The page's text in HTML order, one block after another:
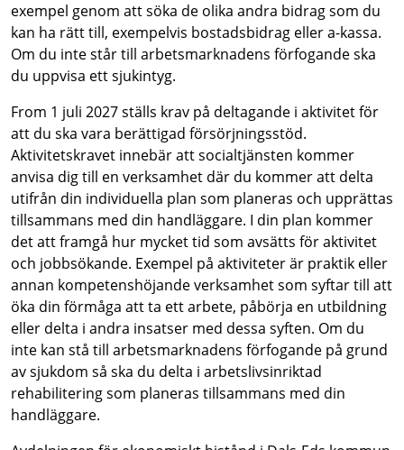
exempel genom att söka de olika andra bidrag som du
kan ha rätt till, exempelvis bostadsbidrag eller a-kassa.
Om du inte står till arbetsmarknadens förfogande ska
du uppvisa ett sjukintyg.
From 1 juli 2027 ställs krav på deltagande i aktivitet för
att du ska vara berättigad försörjningsstöd.
Aktivitetskravet innebär att socialtjänsten kommer
anvisa dig till en verksamhet där du kommer att delta
utifrån din individuella plan som planeras och upprättas
tillsammans med din handläggare. I din plan kommer
det att framgå hur mycket tid som avsätts för aktivitet
och jobbsökande. Exempel på aktiviteter är praktik eller
annan kompetenshöjande verksamhet som syftar till att
öka din förmåga att ta ett arbete, påbörja en utbildning
eller delta i andra insatser med dessa syften. Om du
inte kan stå till arbetsmarknadens förfogande på grund
av sjukdom så ska du delta i arbetslivsinriktad
rehabilitering som planeras tillsammans med din
handläggare.